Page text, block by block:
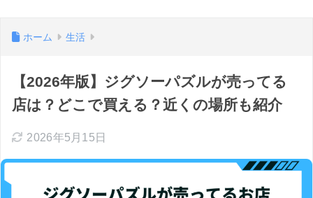
ホーム 生活
【2026年版】ジグソーパズルが売ってる
店は？どこで買える？近くの場所も紹介
2026年5月15日